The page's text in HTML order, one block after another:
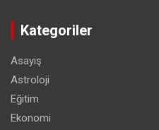
Kategoriler
Asayiş
Astroloji
Eğitim
Ekonomi